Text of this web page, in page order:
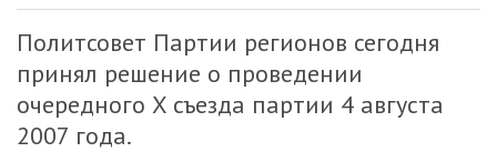
Политсовет Партии регионов сегодня
принял решение о проведении
очередного X съезда партии 4 августа
2007 года.